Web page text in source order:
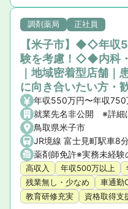
調剤薬局 正社員
【米子市】◆◇年収
験を考慮！◇◆内科
｜地域密着型店舗｜
に向き合いたい方・
年収550万円〜年収750
就業先名非公開 ※詳細
鳥取県米子市
JR境線 富士見町駅車8
高収入 年収500万以上
残業無し・少なめ
車通勤
教育研修充実
資格取得支